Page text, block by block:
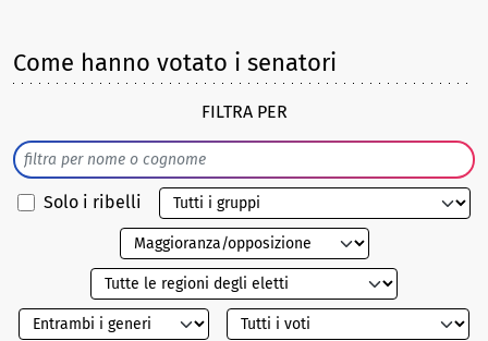
Come hanno votato i senatori
FILTRA PER
Solo i ribelli